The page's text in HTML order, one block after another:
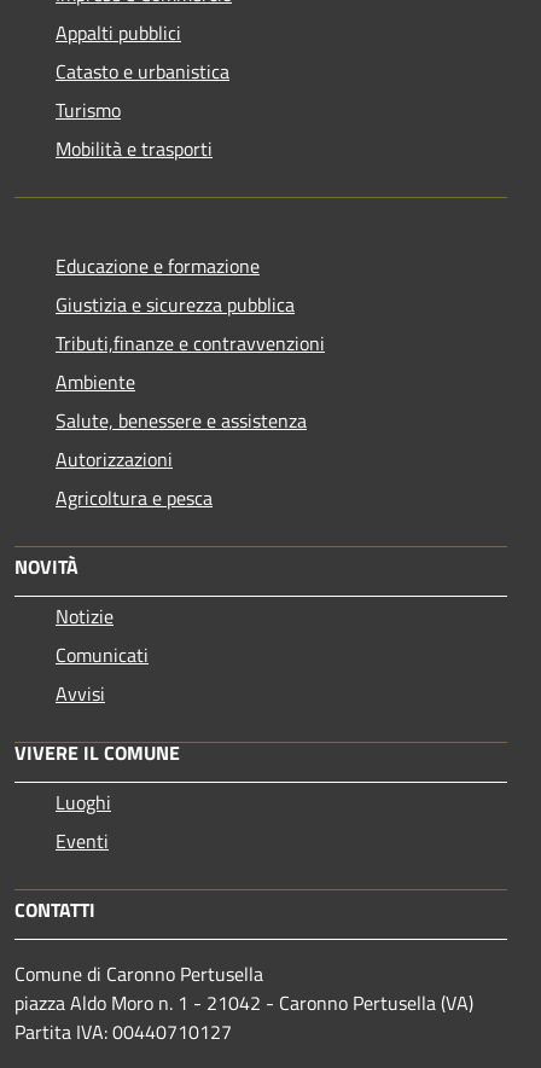
Appalti pubblici
Catasto e urbanistica
Turismo
Mobilità e trasporti
Educazione e formazione
Giustizia e sicurezza pubblica
Tributi,finanze e contravvenzioni
Ambiente
Salute, benessere e assistenza
Autorizzazioni
Agricoltura e pesca
NOVITÀ
Notizie
Comunicati
Avvisi
VIVERE IL COMUNE
Luoghi
Eventi
CONTATTI
Comune di Caronno Pertusella
piazza Aldo Moro n. 1 - 21042 - Caronno Pertusella (VA)
Partita IVA: 00440710127